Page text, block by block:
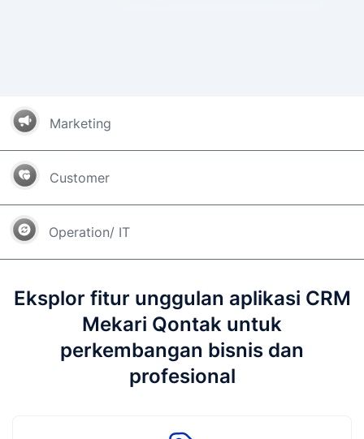
Marketing
Customer
Operation/ IT
Eksplor fitur unggulan aplikasi CRM
Mekari Qontak untuk
perkembangan bisnis dan
profesional